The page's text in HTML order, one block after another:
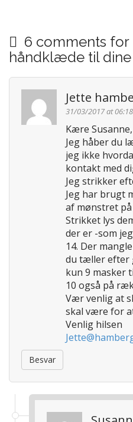
n
a
v
6 comments for
håndklæde til
Jette
31/03/2017 at 06:18
Kære Susanne,
Jeg håber du
jeg ikke
kontakt med
Jeg strikker
Jeg har brugt
af mønstret på
Strikket lys
der er -som
14. Der
du tæller efter
kun 9 masker
10 også på
Vær venlig at
skal være for
Venlig hilsen
Besvar